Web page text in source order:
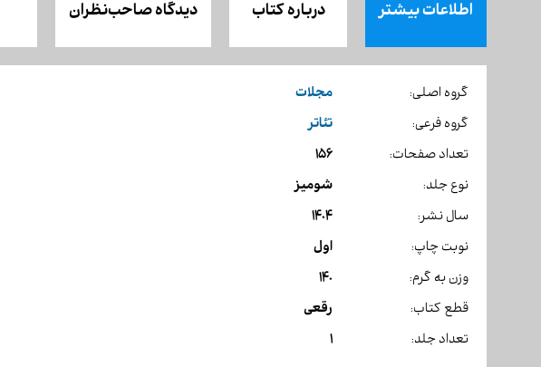
اطلاعات بیشتر درباره کتاب دیدگاه صاحب‌نظران
گروه اصلی: مجلات
گروه فرعی: تئاتر
تعداد صفحات: 156
نوع جلد: شومیز
سال نشر: 1404
نوبت چاپ: اول
وزن به گرم: 140
قطع کتاب: رقعی
تعداد جلد: 1